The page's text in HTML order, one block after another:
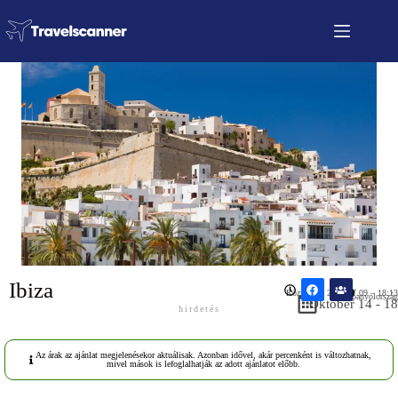
Október 14 - 18
Közzétéve: 2026.07.09 – 18:13
Spanyolország
Ibiza
hirdetés
Az árak az ajánlat megjelenésekor aktuálisak. Azonban idővel, akár percenként is változhatnak,
mivel mások is lefoglalhatják az adott ajánlatot előbb.